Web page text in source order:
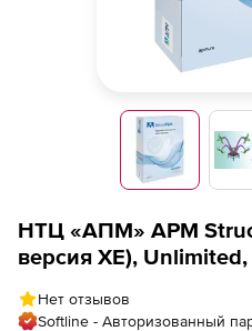
НТЦ «АПМ» APM
версия ХЕ),
Нет отзывов
Softline - Авторизованный